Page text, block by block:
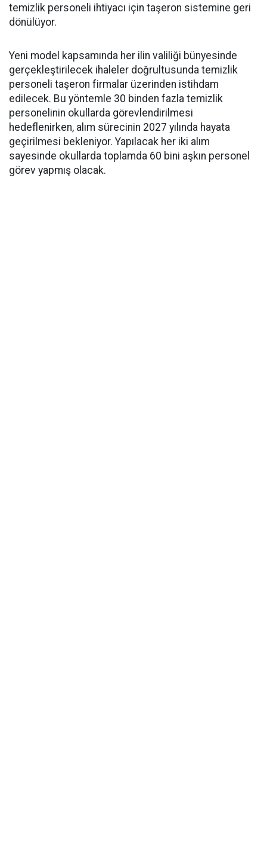
temizlik personeli ihtiyacı için taşeron sistemine geri
dönülüyor.
Yeni model kapsamında her ilin valiliği bünyesinde
gerçekleştirilecek ihaleler doğrultusunda temizlik
personeli taşeron firmalar üzerinden istihdam
edilecek. Bu yöntemle 30 binden fazla temizlik
personelinin okullarda görevlendirilmesi
hedeflenirken, alım sürecinin 2027 yılında hayata
geçirilmesi bekleniyor. Yapılacak her iki alım
sayesinde okullarda toplamda 60 bini aşkın personel
görev yapmış olacak.